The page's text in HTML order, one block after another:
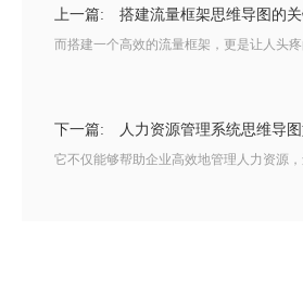
上一篇: 搭建流量框架思维导图的
而搭建一个高效的流量框架，更是让人头
下一篇: 人力资源管理系统思维导
它不仅能够帮助企业高效地管理人力资源